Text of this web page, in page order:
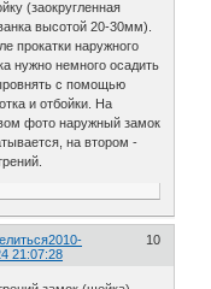
(заокругленная
высотой 20-30мм).
прокатки наружного
нужно немного осадить
с помощью
и отбойки. На
фото наружный замок
на втором -
10
2010-
21:07:28